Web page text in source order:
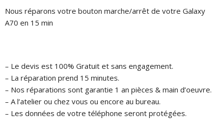
Nous réparons votre bouton marche/arrêt de votre Galaxy
A70 en 15 min
– Le devis est 100% Gratuit et sans engagement.
– La réparation prend 15 minutes.
– Nos réparations sont garantie 1 an pièces & main d’oeuvre.
– A l’atelier ou chez vous ou encore au bureau.
– Les données de votre téléphone seront protégées.